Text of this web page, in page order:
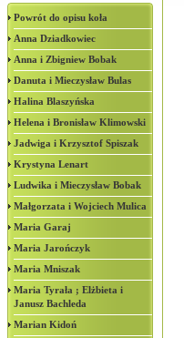
Powrót do opisu koła
Anna Dziadkowiec
Anna i Zbigniew Bobak
Danuta i Mieczysław Bulas
Halina Blaszyńska
Helena i Bronisław Klimowski
Jadwiga i Krzysztof Spiszak
Krystyna Lenart
Ludwika i Mieczysław Bobak
Małgorzata i Wojciech Mulica
Maria Garaj
Maria Jarończyk
Maria Mniszak
Maria Tyrała ; Elżbieta i
Janusz Bachleda
Marian Kidoń